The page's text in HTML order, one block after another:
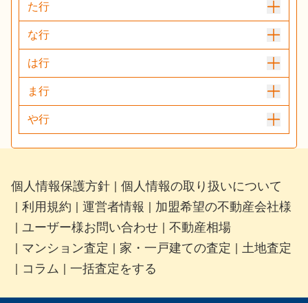
た行
な行
は行
ま行
や行
個人情報保護方針 個人情報の取り扱いについて
利用規約 運営者情報 加盟希望の不動産会社様
ユーザー様お問い合わせ 不動産相場
マンション査定 家・一戸建ての査定 土地査定
コラム 一括査定をする